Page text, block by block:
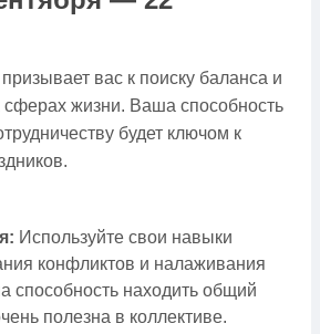
вас к поиску баланса и
сферах жизни. Ваша способность
будет ключом к
Используйте свои навыки
конфликтов и налаживания
способность находить общий
полезна в коллективе.